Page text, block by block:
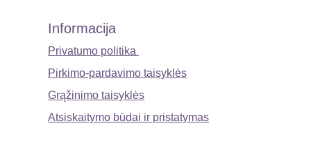
Informacija
Privatumo politika
Pirkimo-pardavimo taisyklės
Grąžinimo taisyklės
Atsiskaitymo būdai ir pristatymas